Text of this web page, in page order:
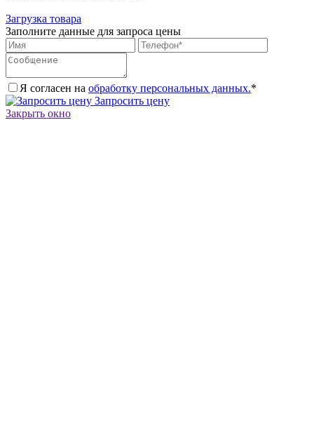
Загрузка товара
Заполните данные для запроса цены
Я согласен на обработку персональных данных.*
Запросить цену
Закрыть окно